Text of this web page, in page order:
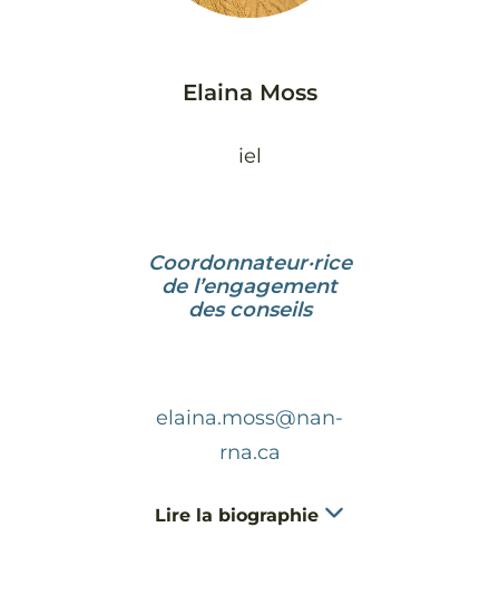
Elaina Moss
iel
Coordonnateur·rice
de l’engagement
des conseils
elaina.moss@nan-
rna.ca
Lire la biographie